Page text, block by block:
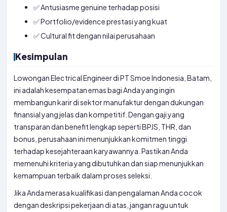
✅ Antusiasme genuine terhadap posisi
✅ Portfolio/evidence prestasi yang kuat
✅ Cultural fit dengan nilai perusahaan
Kesimpulan
Lowongan Electrical Engineer di PT Smoe Indonesia, Batam,
ini adalah kesempatan emas bagi Anda yang ingin
membangun karir di sektor manufaktur dengan dukungan
finansial yang jelas dan kompetitif. Dengan gaji yang
transparan dan benefit lengkap seperti BPJS, THR, dan
bonus, perusahaan ini menunjukkan komitmen tinggi
terhadap kesejahteraan karyawannya. Pastikan Anda
memenuhi kriteria yang dibutuhkan dan siap menunjukkan
kemampuan terbaik dalam proses seleksi.
Jika Anda merasa kualifikasi dan pengalaman Anda cocok
dengan deskripsi pekerjaan di atas, jangan ragu untuk